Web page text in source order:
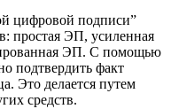
цифровой подписи”
простая ЭП, усиленная
ЭП. С помощью
подтвердить факт
Это делается путем
средств.